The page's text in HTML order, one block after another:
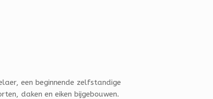
een beginnende zelfstandige
daken en eiken bijgebouwen.